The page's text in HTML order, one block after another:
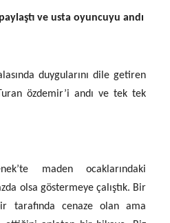
ve usta oyuncuyu andı
duygularını dile getiren
özdemir’i andı ve tek tek
maden ocaklarındaki
olsa göstermeye çalıştık. Bir
tarafında cenaze olan ama